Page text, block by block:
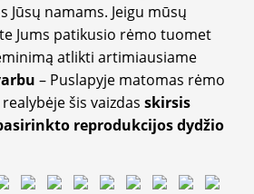
Jūsų namams. Jeigu mūsų
Jums patikusio rėmo tuomet
atlikti artimiausiame
– Puslapyje matomas rėmo
realybėje šis vaizdas skirsis
reprodukcijos dydžio